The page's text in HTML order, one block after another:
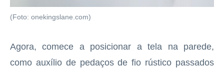
(Foto: onekingslane.com)
Agora, comece a posicionar a tela na parede,
como auxílio de pedaços de fio rústico passados